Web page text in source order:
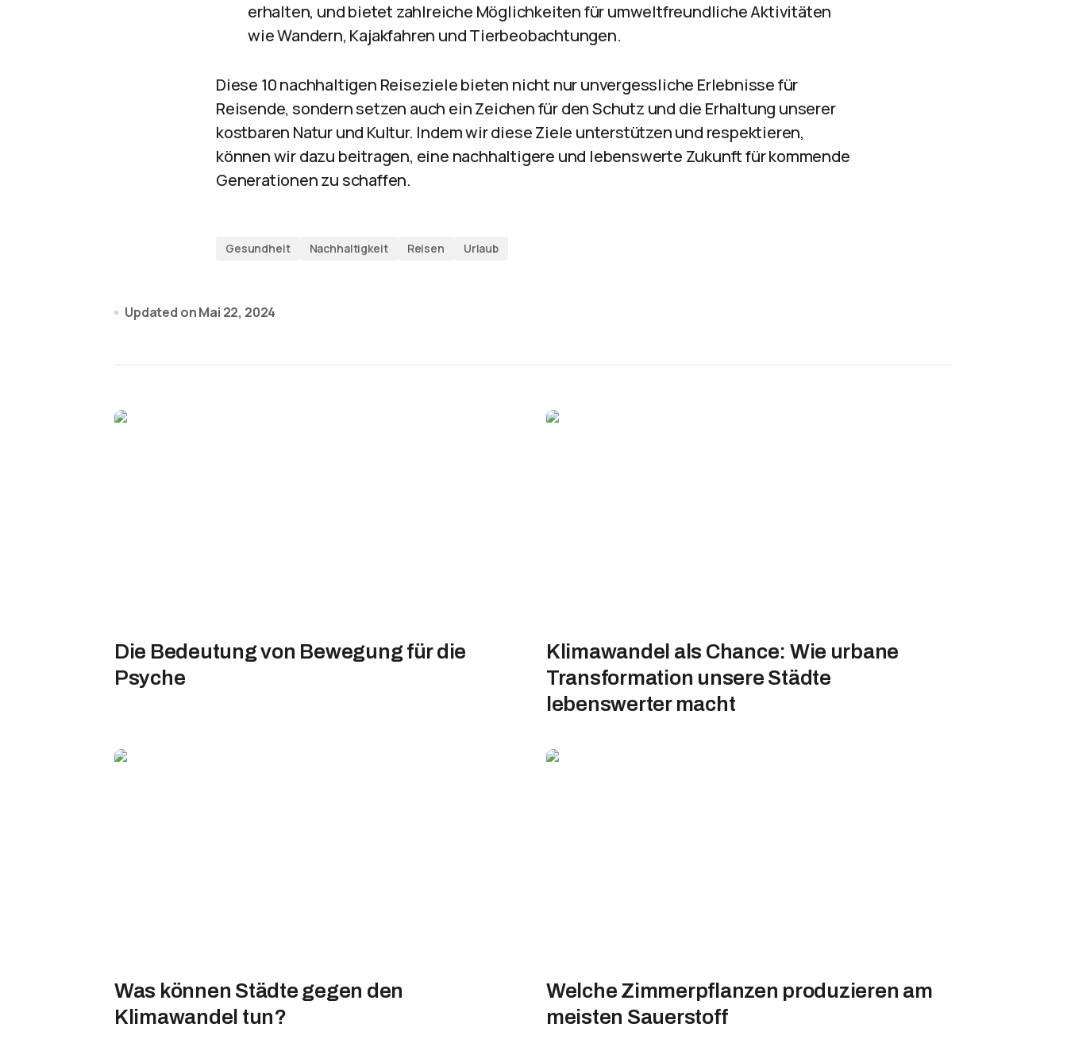
erhalten, und bietet zahlreiche Möglichkeiten für umweltfreundliche Aktivitäten
wie Wandern, Kajakfahren und Tierbeobachtungen.
Diese 10 nachhaltigen Reiseziele bieten nicht nur unvergessliche Erlebnisse für
Reisende, sondern setzen auch ein Zeichen für den Schutz und die Erhaltung unserer
kostbaren Natur und Kultur. Indem wir diese Ziele unterstützen und respektieren,
können wir dazu beitragen, eine nachhaltigere und lebenswerte Zukunft für kommende
Generationen zu schaffen.
Gesundheit Nachhaltigkeit Reisen Urlaub
Updated onMai 22, 2024
Die Bedeutung von Bewegung für die
Psyche
Klimawandel als Chance: Wie urbane
Transformation unsere Städte
lebenswerter macht
Was können Städte gegen den
Klimawandel tun?
Welche Zimmerpflanzen produzieren am
meisten Sauerstoff